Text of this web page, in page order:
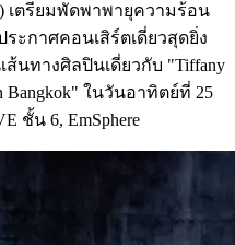
เตรียมพัดพาพายุความร้อน
ะกาศคอนเสิร์ตเดี่ยวสุดยิ่ง
นทางศิลปินเดี่ยวกับ "Tiffany
Bangkok" ในวันอาทิตย์ที่ 25
ชั้น 6, EmSphere